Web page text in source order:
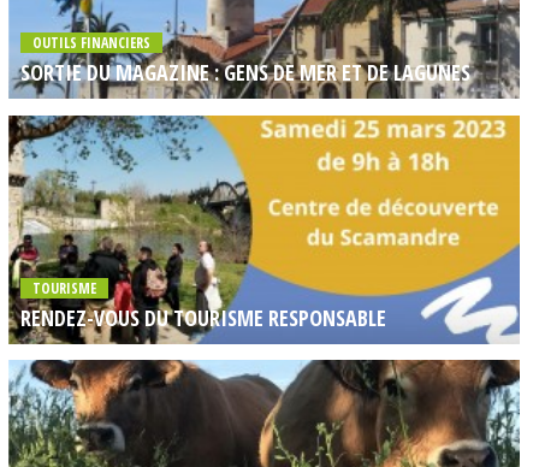
OUTILS FINANCIERS
SORTIE DU MAGAZINE : GENS DE MER ET DE LAGUNES
TOURISME
RENDEZ-VOUS DU TOURISME RESPONSABLE